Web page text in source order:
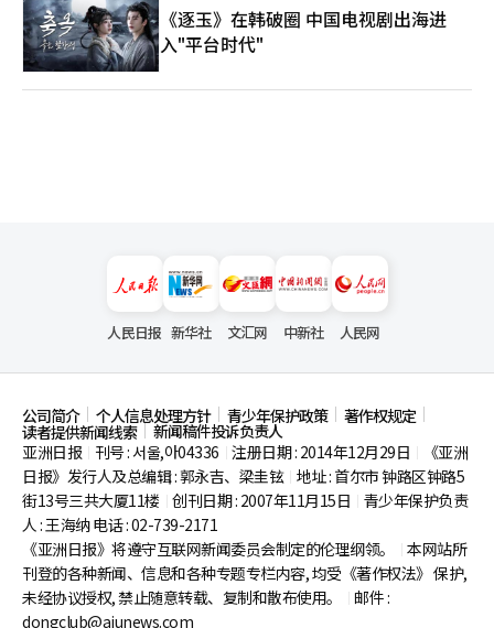
《逐玉》在韩破圈 中国电视剧出海进
入"平台时代"
人民日报 新华社 文汇网 中新社 人民网
公司简介 个人信息处理方针 青少年保护政策 著作权规定
读者提供新闻线索
新闻稿件投诉负责人
亚洲日报
刊号 : 서울,아04336 注册日期 : 2014年12月29日
《亚洲
日报》发行人及总编辑 : 郭永吉、梁圭铉 地址 : 首尔市钟路区钟路5
街13号三共大厦11楼 创刊日期 : 2007年11月15日
青少年保护负责
人 : 王海纳 电话 : 02-739-2171
《亚洲日报》将遵守互联网新闻委员会制定的伦理纲领。
本网站所
刊登的各种新闻、信息和各种专题专栏内容, 均受《著作权法》 保护,
未经协议授权, 禁止随意转载、复制和散布使用。
邮件 :
dongclub@ajunews.com